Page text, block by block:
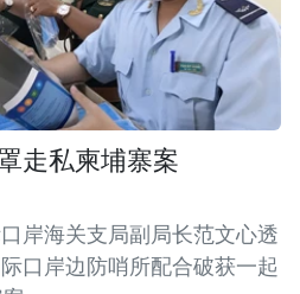
走私柬埔寨案
岸海关支局副局长范文心透
口岸边防哨所配合破获一起